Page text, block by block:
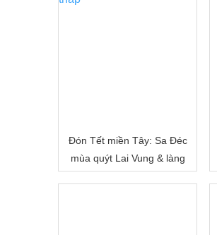
Đón Tết miền Tây: Sa Đéc
mùa quýt Lai Vung & làng